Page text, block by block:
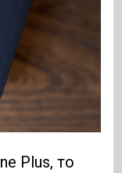
Plus, то